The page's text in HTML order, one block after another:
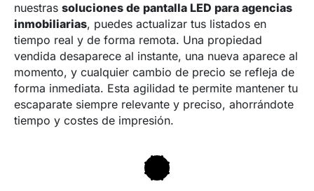
nuestras soluciones de pantalla LED para agencias
inmobiliarias, puedes actualizar tus listados en
tiempo real y de forma remota. Una propiedad
vendida desaparece al instante, una nueva aparece al
momento, y cualquier cambio de precio se refleja de
forma inmediata. Esta agilidad te permite mantener tu
escaparate siempre relevante y preciso, ahorrándote
tiempo y costes de impresión.